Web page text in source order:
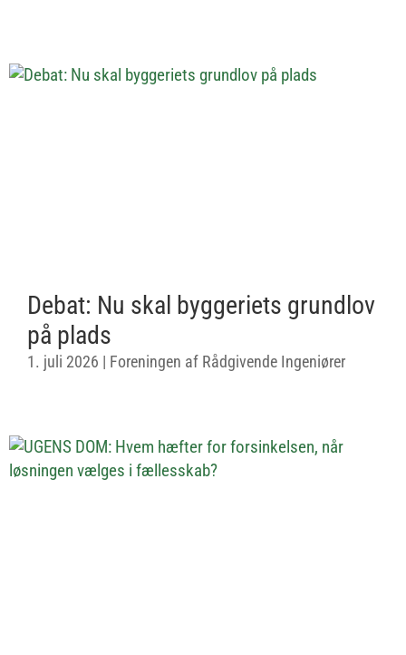
Debat: Nu skal byggeriets grundlov
på plads
1. juli 2026 | Foreningen af Rådgivende Ingeniører